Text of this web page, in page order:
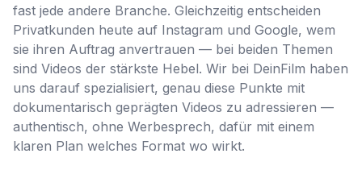
fast jede andere Branche. Gleichzeitig entscheiden
Privatkunden heute auf Instagram und Google, wem
sie ihren Auftrag anvertrauen — bei beiden Themen
sind Videos der stärkste Hebel. Wir bei DeinFilm haben
uns darauf spezialisiert, genau diese Punkte mit
dokumentarisch geprägten Videos zu adressieren —
authentisch, ohne Werbesprech, dafür mit einem
klaren Plan welches Format wo wirkt.